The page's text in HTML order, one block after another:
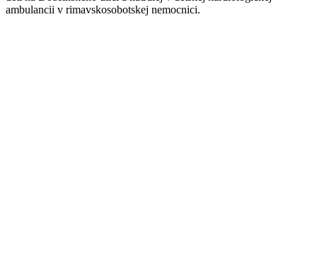
ambulancii v rimavskosobotskej nemocnici.